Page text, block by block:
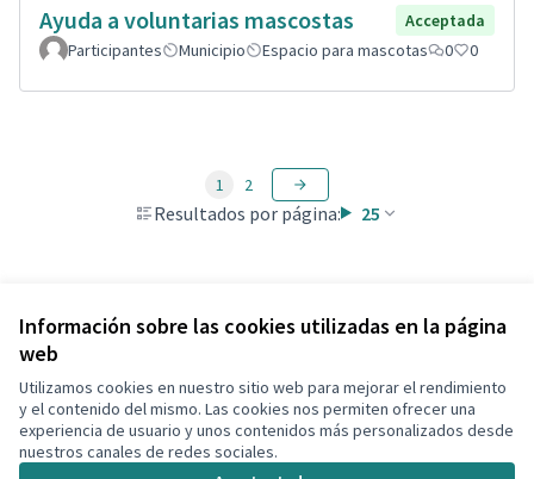
Información sobre las cookies utilizadas en la página
web
Utilizamos cookies en nuestro sitio web para mejorar el rendimiento
y el contenido del mismo. Las cookies nos permiten ofrecer una
experiencia de usuario y unos contenidos más personalizados desde
nuestros canales de redes sociales.
Ayuda a voluntarias mascostas
Acceptada
Participantes
Municipio Espacio para mascotas 0 0
Resultados por página: 25
1 2
Ver todas las propuestas retiradas
Términos y condiciones de uso
Configuración de cookies
Decidim Calafell en X
(Enlace externo)
Decidim Calafell en Facebook
Decidim Calafell en YouTube
Decidim Calafell en GitHub
(Enlace externo)